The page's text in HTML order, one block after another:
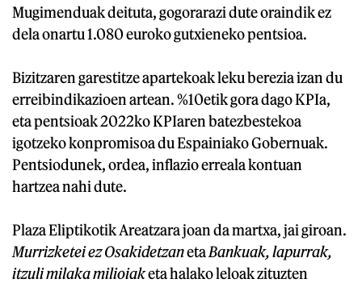
Mugimenduak deituta, gogorarazi dute oraindik ez
dela onartu 1.080 euroko gutxieneko pentsioa.
Bizitzaren garestitze apartekoak leku berezia izan du
erreibindikazioen artean. %10etik gora dago KPIa,
eta pentsioak 2022ko KPIaren batezbestekoa
igotzeko konpromisoa du Espainiako Gobernuak.
Pentsiodunek, ordea, inflazio erreala kontuan
hartzea nahi dute.
Plaza Eliptikotik Areatzara joan da martxa, jai giroan.
Murrizketei ez OsakidetzanetaBankuak, lapurrak,
itzuli milaka milioiaketa halako leloak zituzten